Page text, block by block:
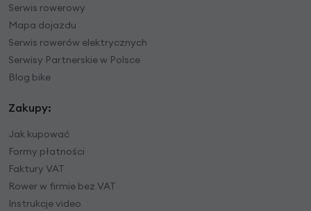
Serwis rowerowy
Mapa dojazdu
Serwis rowerów elektrycznych
Serwisy Partnerskie w Polsce
Blog bike
Zakupy:
Jak kupować
Formy płatności
Faktury VAT
Rower w firmie bez VAT
Instrukcje video